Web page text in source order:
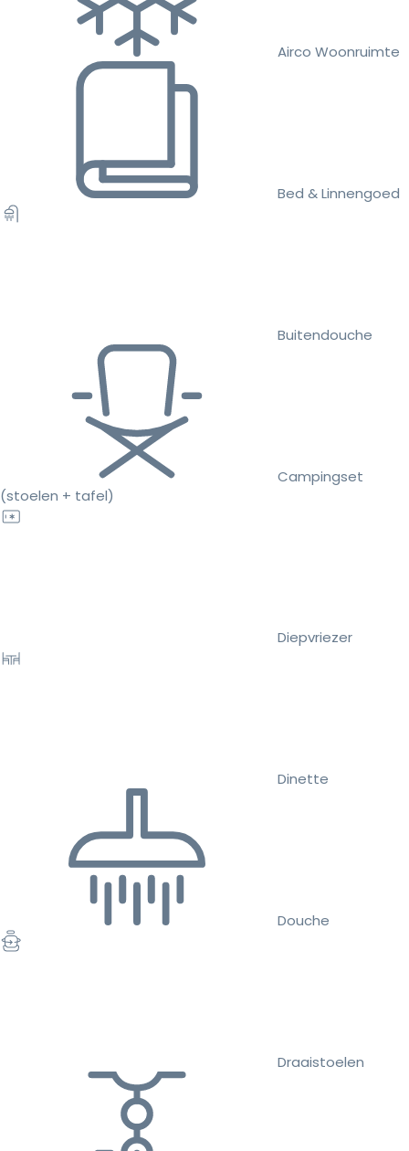
Airco Woonruimte
Bed & Linnengoed
Buitendouche
Campingset
(stoelen + tafel)
Diepvriezer
Dinette
Douche
Draaistoelen